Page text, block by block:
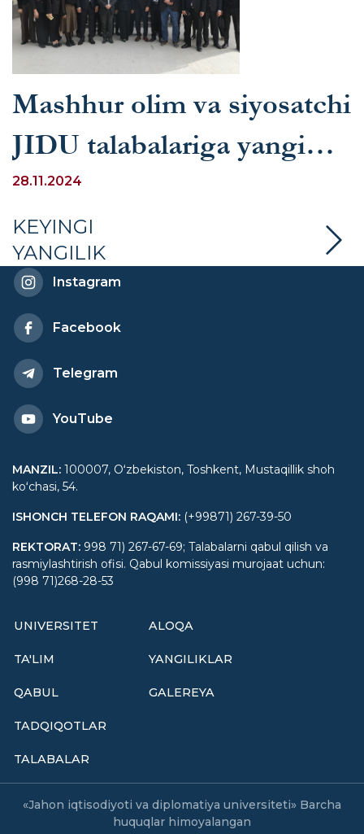
Mashhur olim va siyosatchi
JIDU talabalariga yangi
media muhiti haqida
gapirib berdi
28.11.2024
KEYINGI
YANGILIK
Instagram
Facebook
Telegram
YouTube
MANZIL: 100007, Oʻzbekiston, Toshkent, Mustaqillik shoh
koʻchasi, 54.
ISHONCH TELEFON RAQAMI: (+99871) 267-39-50
REKTORAT: 998 71) 267-67-69; Talabalarni qabul qilish va
rasmiylashtirish ofisi. Qabul komissiyasi murojaat uchun:
(998 71)268-28-53
UNIVERSITET
TA'LIM
QABUL
TADQIQOTLAR
TALABALAR
ALOQA
YANGILIKLAR
GALEREYA
«Jahon iqtisodiyoti va diplomatiya universiteti» Barcha
huquqlar himoyalangan